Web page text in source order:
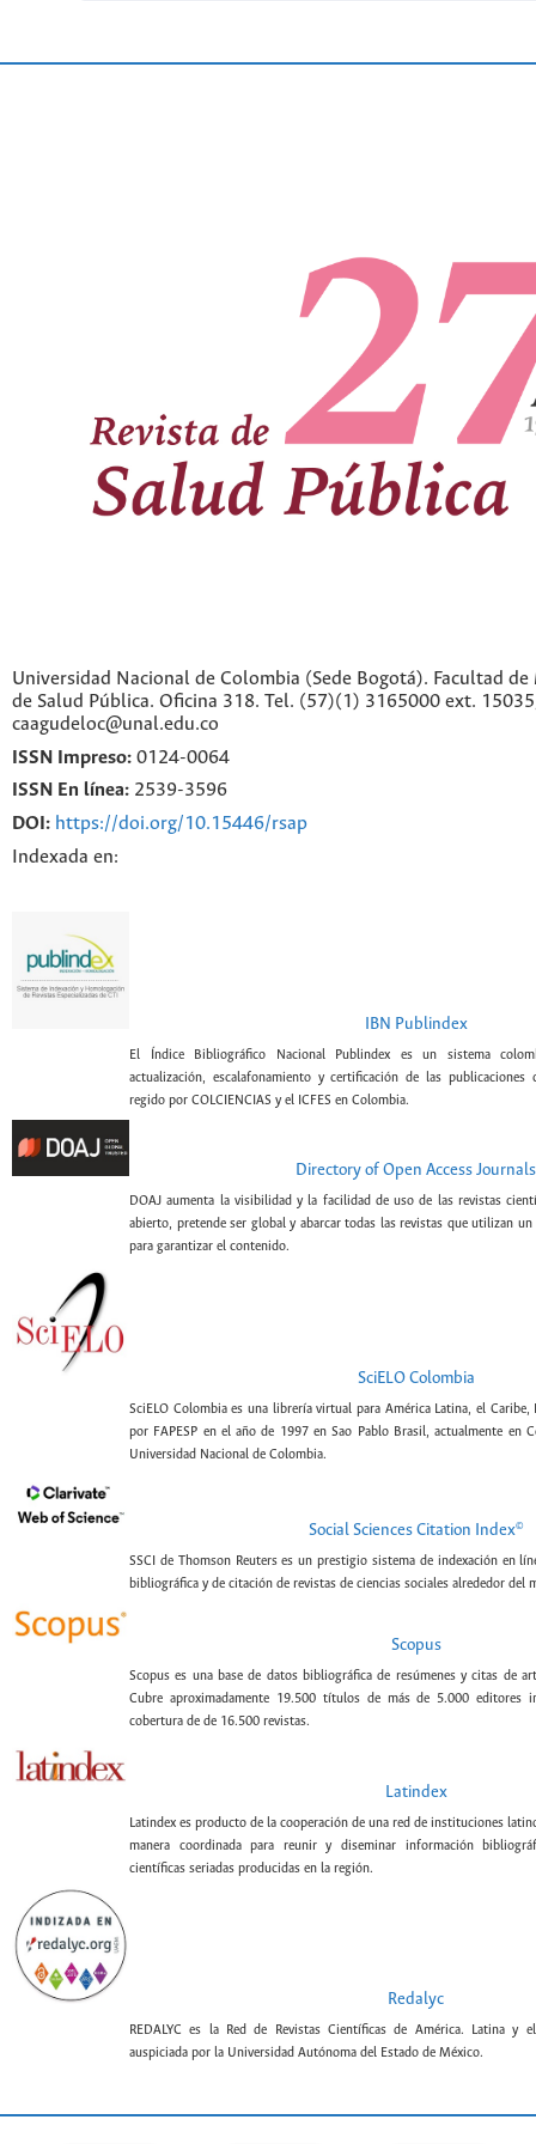
Universidad Nacional de Colombia (Sede Bogotá). Facultad
de Salud Pública. Oficina 318. Tel. (57)(1) 3165000 ext.
caagudeloc@unal.edu.co
ISSN Impreso: 0124-0064
ISSN En línea: 2539-3596
DOI: https://doi.org/10.15446/rsap
Indexada en:
IBN Publindex
El Índice Bibliográfico Nacional Publindex es un sistema
actualización, escalafonamiento y certificación de las publicaciones
regido por COLCIENCIAS y el ICFES en Colombia.
Directory of Open Access Journals
DOAJ aumenta la visibilidad y la facilidad de uso de las revistas
abierto, pretende ser global y abarcar todas las revistas que utilizan
para garantizar el contenido.
SciELO Colombia
SciELO Colombia es una librería virtual para América Latina, el Caribe,
por FAPESP en el año de 1997 en Sao Pablo Brasil, actualmente en
Universidad Nacional de Colombia.
Social Sciences Citation Index©
SSCI de Thomson Reuters es un prestigio sistema de indexación en
bibliográfica y de citación de revistas de ciencias sociales alrededor del
Scopus
Scopus es una base de datos bibliográfica de resúmenes y citas de
Cubre aproximadamente 19.500 títulos de más de 5.000 editores
cobertura de de 16.500 revistas.
Latindex
Latindex es producto de la cooperación de una red de instituciones
manera coordinada para reunir y diseminar información
científicas seriadas producidas en la región.
Redalyc
REDALYC es la Red de Revistas Científicas de América. Latina y
auspiciada por la Universidad Autónoma del Estado de México.